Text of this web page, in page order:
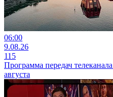
06:00
9.08.26
115
Программа передач
августа